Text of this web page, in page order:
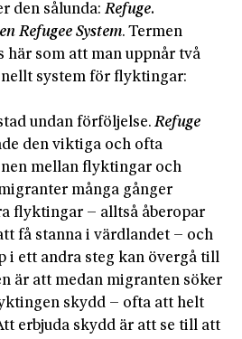
den sålunda:Refuge.
Refugee System. Termen
här som att man uppnår två
system för flyktingar:
undan förföljelse.Refuge
den viktiga och ofta
mellan flyktingar och
många gånger
flyktingar – alltså åberopar
få stanna i värdlandet – och
i ett andra steg kan övergå till
är att medan migranten söker
skydd – ofta att helt
erbjuda skydd är att se till att